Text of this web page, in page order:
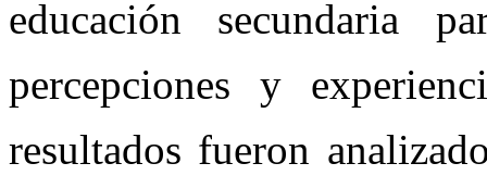
educación secundaria
percepciones y
resultados fueron